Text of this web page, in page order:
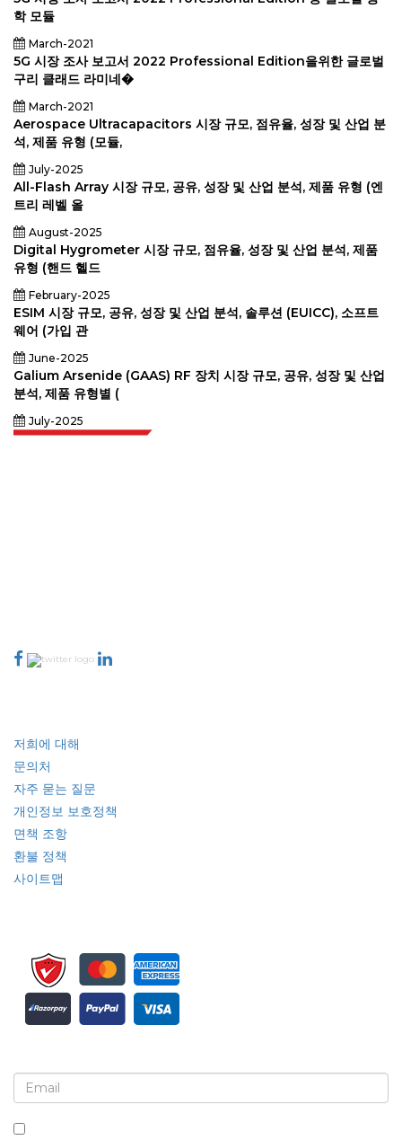
학 모듈
March-2021
5G 시장 조사 보고서 2022 Professional Edition을위한 글로벌
구리 클래드 라미네�
March-2021
Aerospace Ultracapacitors 시장 규모, 점유율, 성장 및 산업 분
석, 제품 유형 (모듈,
July-2025
All-Flash Array 시장 규모, 공유, 성장 및 산업 분석, 제품 유형 (엔
트리 레벨 올
August-2025
Digital Hygrometer 시장 규모, 점유율, 성장 및 산업 분석, 제품
유형 (핸드 헬드
February-2025
ESIM 시장 규모, 공유, 성장 및 산업 분석, 솔루션 (EUICC), 소프트
웨어 (가입 관
June-2025
Galium Arsenide (GAAS) RF 장치 시장 규모, 공유, 성장 및 산업
분석, 제품 유형별 (
July-2025
저희에 대해
문의처
자주 묻는 질문
개인정보 보호정책
면책 조항
환불 정책
사이트맵